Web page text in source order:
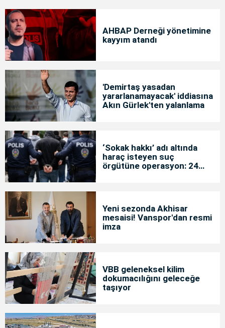
AHBAP Derneği yönetimine
kayyım atandı
'Demirtaş yasadan
yararlanamayacak' iddiasına
Akın Gürlek'ten yalanlama
‘Sokak hakkı’ adı altında
haraç isteyen suç
örgütüne operasyon: 24
Yeni sezonda Akhisar
mesaisi! Vanspor'dan resmi
imza
VBB geleneksel kilim
dokumacılığını geleceğe
taşıyor